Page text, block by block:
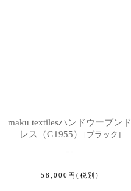
maku textilesハンドウーブンド
レス（G1955）
[ブラック]
58,000 円 (税別)